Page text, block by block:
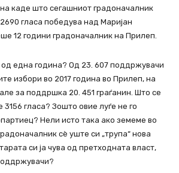
каде што сегашниот градоначалник
гласа победува над Маријан
12 години градоначалник на Прилеп.
од една година? Од 23. 607 поддржувачи
избори во 2017 година во Прилеп, на
за поддршка 20. 451 граѓанин. Што се
3156 гласа? Зошто овие луѓе не го
Нели исто така ако земеме во
сѐ уште си „трупа“ нова
си ја чува од претходната власт,